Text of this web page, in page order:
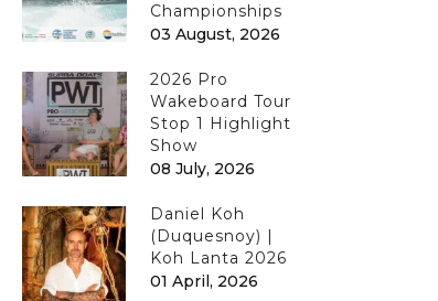
Championships
03 August, 2026
2026 Pro
Wakeboard Tour
Stop 1 Highlight
Show
08 July, 2026
Daniel Koh
(Duquesnoy) |
Koh Lanta 2026
01 April, 2026